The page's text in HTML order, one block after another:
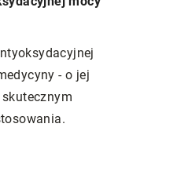
- o jej